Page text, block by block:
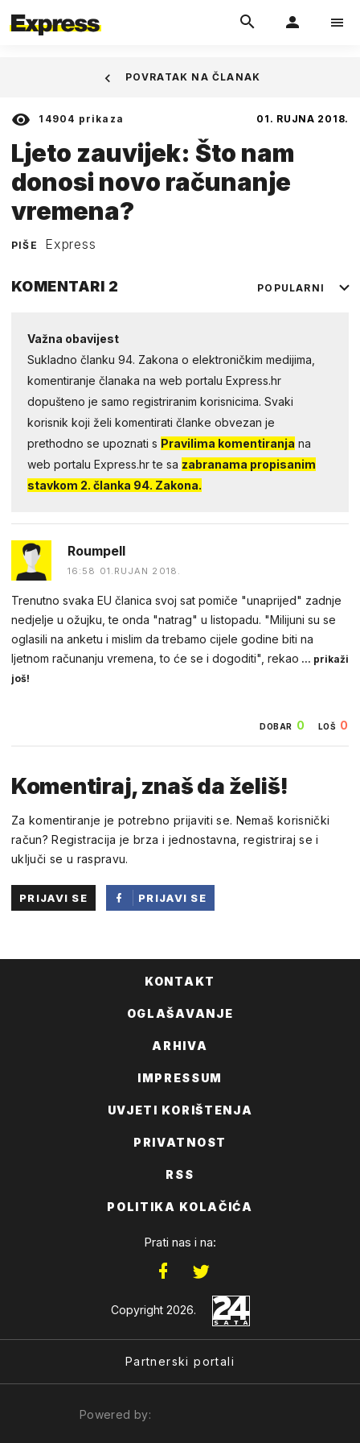
14904 prikaza 01. RUJNA 2018.
Ljeto zauvijek: Što nam
donosi novo računanje
vremena?
PIŠE Express
POVRATAK NA ČLANAK
KOMENTARI 2 POPULARNI
Važna obavijest
Sukladno članku 94. Zakona o elektroničkim medijima,
komentiranje članaka na web portalu Express.hr
dopušteno je samo registriranim korisnicima. Svaki
korisnik koji želi komentirati članke obvezan je
prethodno se upoznati s Pravilima komentiranja na
web portalu Express.hr te sa zabranama propisanim
stavkom 2. članka 94. Zakona.
Roumpell
16:58 01.RUJAN 2018.
Trenutno svaka EU članica svoj sat pomiče "unaprijed" zadnje
nedjelje u ožujku, te onda "natrag" u listopadu. "Milijuni su se
oglasili na anketu i mislim da trebamo cijele godine biti na
ljetnom računanju vremena, to će se i dogoditi", rekao ... prikaži
još!
DOBAR 0 LOŠ 0
Komentiraj, znaš da želiš!
Za komentiranje je potrebno prijaviti se. Nemaš korisnički
račun? Registracija je brza i jednostavna, registriraj se i
uključi se u raspravu.
PRIJAVI SE
PRIJAVI SE
KONTAKT
OGLAŠAVANJE
ARHIVA
IMPRESSUM
UVJETI KORIŠTENJA
PRIVATNOST
RSS
POLITIKA KOLAČIĆA
Prati nas i na:
Copyright 2026.
Partnerski portali
Powered by: